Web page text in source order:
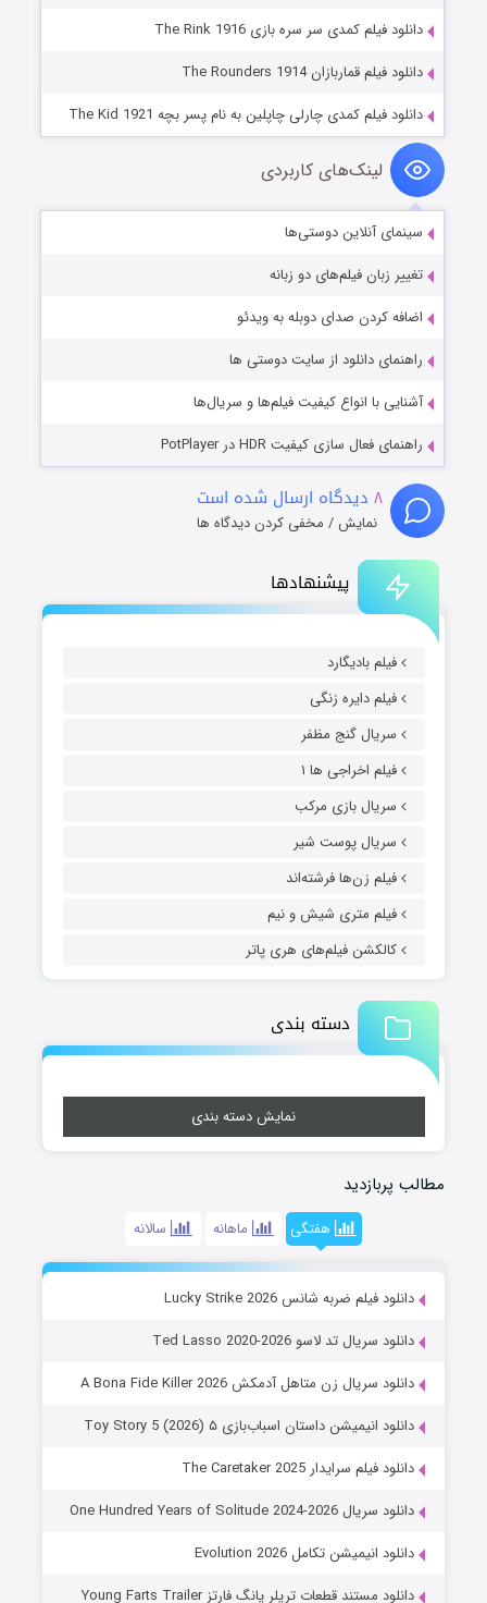
پیشنهادها
فیلم بادیگارد
فیلم دایره زنگی
سریال گنج مظفر
فیلم اخراجی ها ۱
سریال بازی مرکب
سریال پوست شیر
فیلم زن‌ها فرشته‌اند
فیلم متری شیش و نیم
کالکشن فیلم‌های هری پاتر
دسته بندی
نمایش دسته بندی
مطالب پربازدید
هفتگی ماهانه سالانه
دانلود فیلم ضربه شانس Lucky Strike 2026
دانلود سریال تد لاسو Ted Lasso 2020-2026
دانلود سریال زن متاهل آدمکش A Bona Fide Killer 2026
دانلود انیمیشن داستان اسباب‌بازی ۵ Toy Story 5 (2026)
دانلود فیلم سرایدار The Caretaker 2025
دانلود سریال One Hundred Years of Solitude 2024-2026
دانلود انیمیشن تکامل Evolution 2026
دانلود مستند قطعات تریلر یانگ فارتز Young Farts Trailer
دانلود فیلم کمدی سر سره بازی The Rink 1916
دانلود فیلم قماربازان The Rounders 1914
دانلود فیلم کمدی چارلی چاپلین به نام پسر بچه The Kid 1921
لینک‌های کاربردی
سینمای آنلاین دوستی‌ها
تغییر زبان فیلم‌های دو زبانه
اضافه کردن صدای دوبله به ویدئو
راهنمای دانلود از سایت دوستی ها
آشنایی با انواع کیفیت فیلم‌ها و سریال‌ها
راهنمای فعال سازی کیفیت HDR در PotPlayer
۸ دیدگاه ارسال شده است
نمایش / مخفی کردن دیدگاه ها